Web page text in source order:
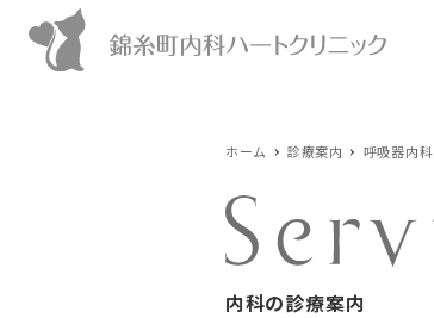
ホーム 診療案内 呼吸器内科
内科の診療案内